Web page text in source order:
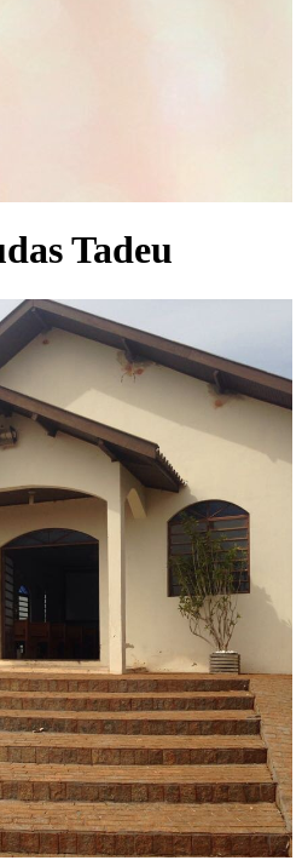
Tadeu